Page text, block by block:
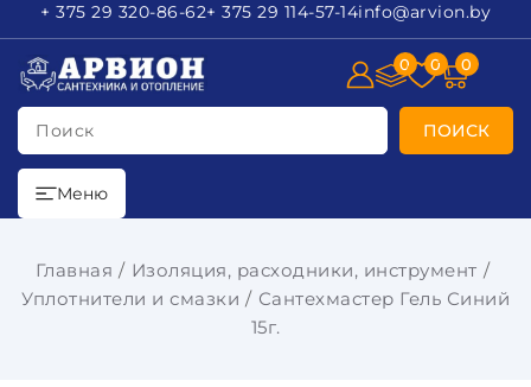
+ 375 29 320-86-62+ 375 29 114-57-14info@arvion.by
Поиск ПОИСК
0 0 0
Меню
Главная
Изоляция, расходники, инструмент
Уплотнители и смазки
Сантехмастер Гель Синий
15г.